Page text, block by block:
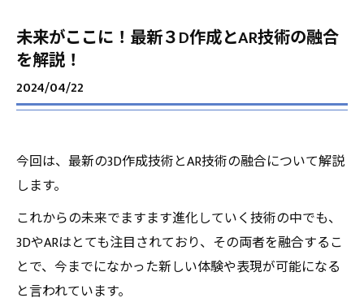
未来がここに！最新３D作成とAR技術の融合
を解説！
2024/04/22
今回は、最新の3D作成技術とAR技術の融合について解説
します。
これからの未来でますます進化していく技術の中でも、
3DやARはとても注目されており、その両者を融合するこ
とで、今までになかった新しい体験や表現が可能になる
と言われています。